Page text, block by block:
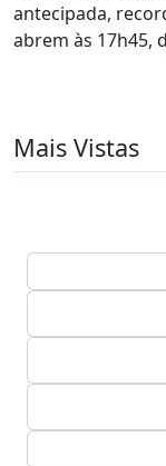
antecipada,
abrem às 17h45,
Mais Vistas